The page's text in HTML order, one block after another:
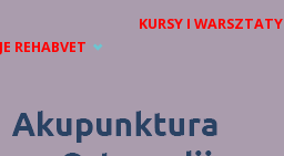
REHABVET
KURSY I WARSZTATY